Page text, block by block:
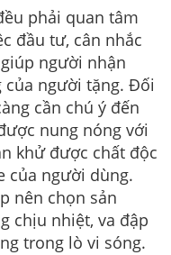
phải quan tâm
đầu tư, cân nhắc
người nhận
người tặng. Đối
cần chú ý đến
nung nóng với
khử được chất độc
của người dùng.
nên chọn sản
chịu nhiệt, va đập
trong lò vi sóng.